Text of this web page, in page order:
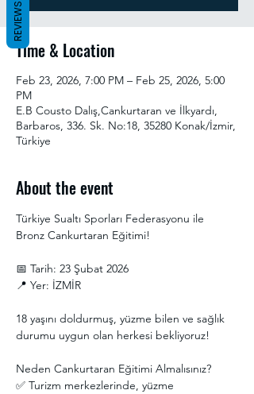
Time & Location
Feb 23, 2026, 7:00 PM – Feb 25, 2026, 5:00
PM
E.B Cousto Dalış,Cankurtaran ve İlkyardı,
Barbaros, 336. Sk. No:18, 35280 Konak/İzmir,
Türkiye
About the event
Türkiye Sualtı Sporları Federasyonu ile
Bronz Cankurtaran Eğitimi!
📅 Tarih: 23 Şubat 2026
📍 Yer: İZMİR
18 yaşını doldurmuş, yüzme bilen ve sağlık
durumu uygun olan herkesi bekliyoruz!
Neden Cankurtaran Eğitimi Almalısınız?
✅ Turizm merkezlerinde, yüzme
REVIEWS